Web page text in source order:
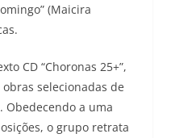
(Maicira
CD “Choronas 25+”,
selecionadas de
Obedecendo a uma
o grupo retrata